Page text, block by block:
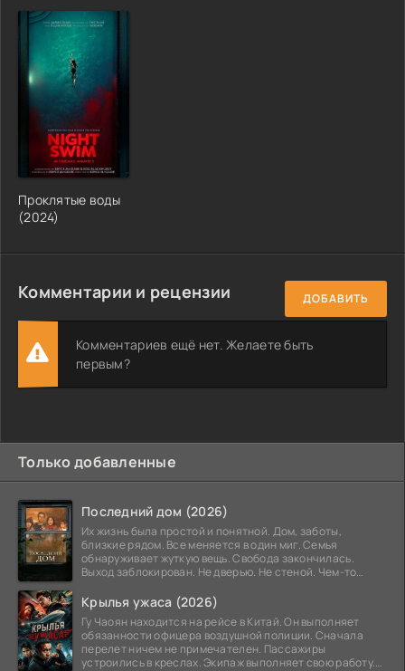
Проклятые воды
(2024)
Комментарии и рецензии ДОБАВИТЬ
Комментариев ещё нет. Желаете быть
первым?
Только добавленные
Последний дом (2026)
Их жизнь была простой и понятной. Дом, заботы,
близкие рядом. Все меняется в один миг. Семья
обнаруживает жуткую вещь. Свобода закончилась.
Выход заблокирован. Не дверью. Не стеной. Чем-то
Крылья ужаса (2026)
Гу Чаоян находится на рейсе в Китай. Он выполняет
обязанности офицера воздушной полиции. Сначала
перелет ничем не примечателен. Пассажиры
устроились в креслах. Экипаж выполняет свою работу.